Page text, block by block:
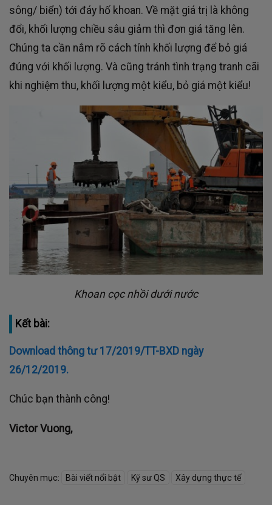
sông/ biển) tới đáy hố khoan. Về mặt giá trị là không
đổi, khối lượng chiều sâu giảm thì đơn giá tăng lên.
Chúng ta cần nắm rõ cách tính khối lượng để bỏ giá
đúng với khối lượng. Và cũng tránh tình trạng tranh cãi
khi nghiệm thu, khối lượng một kiểu, bỏ giá một kiểu!
Khoan cọc nhồi dưới nước
Kết bài:
Download thông tư 17/2019/TT-BXD ngày
26/12/2019.
Chúc bạn thành công!
Victor Vuong,
Chuyên mục: Bài viết nổi bật Kỹ sư QS Xây dựng thực tế